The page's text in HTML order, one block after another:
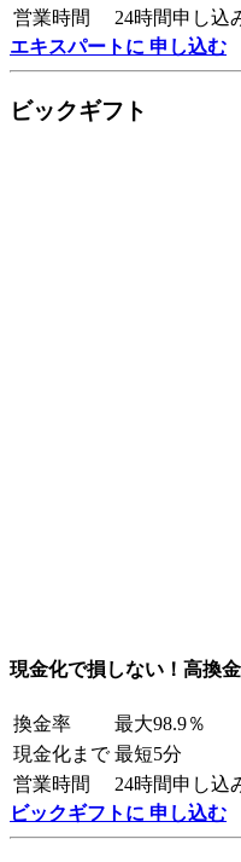
営業時間
24時間申し込
エキスパートに 申し込む
ビックギフト
現金化で損しない！高換
換金率
最大98.9％
現金化まで 最短5分
営業時間
24時間申し込
ビックギフトに 申し込む